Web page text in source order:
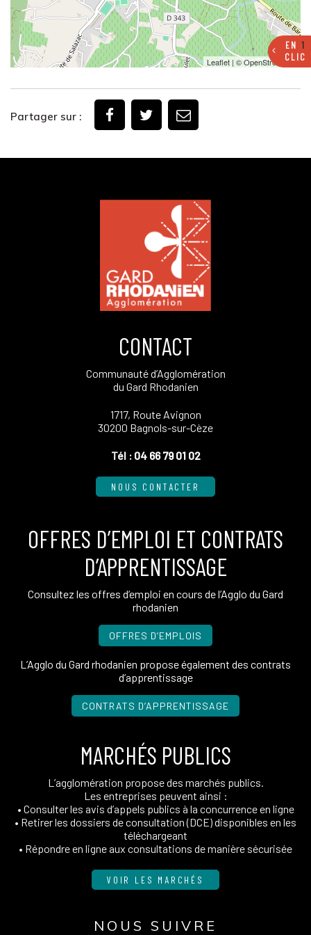
Leaflet | ©OpenStreetMap
Partager sur :
EN1
CLIC
CONTACT
Communauté d’Agglomération
du Gard Rhodanien
1717, Route Avignon
30200 Bagnols-sur-Cèze
Tél : 04 66 79 01 02
NOUS CONTACTER
OFFRES D’EMPLOI ET CONTRATS
D’APPRENTISSAGE
Consultez les offres d’emploi en cours de l’Agglo du Gard
rhodanien
OFFRES D’EMPLOIS
L’Agglo du Gard rhodanien propose également des contrats
d’apprentissage
CONTRATS D’APPRENTISSAGE
MARCHÉS PUBLICS
L’agglomération propose des marchés publics.
Les entreprises peuvent ainsi :
• Consulter les avis d’appels publics à la concurrence en ligne
• Retirer les dossiers de consultation (DCE) disponibles en les
téléchargeant
• Répondre en ligne aux consultations de manière sécurisée
VOIR LES MARCHÉS
NOUS SUIVRE